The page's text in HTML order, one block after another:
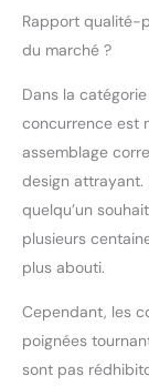
Rapport qualité-
du marché ?
Dans la
concurrence est
assemblage
design attrayant.
quelqu’un
plusieurs
plus abouti.
Cependant, les
poignées
sont pas